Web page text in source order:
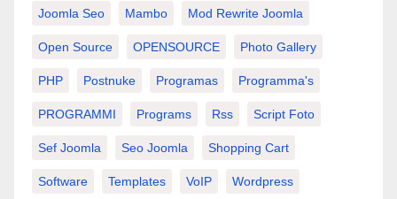
Joomla Seo Mambo Mod Rewrite Joomla
Open Source OPENSOURCE Photo Gallery
PHP Postnuke Programas Programma's
PROGRAMMI Programs Rss Script Foto
Sef Joomla Seo Joomla Shopping Cart
Software Templates VoIP Wordpress